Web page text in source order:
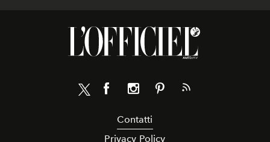
Contatti
Privacy Policy